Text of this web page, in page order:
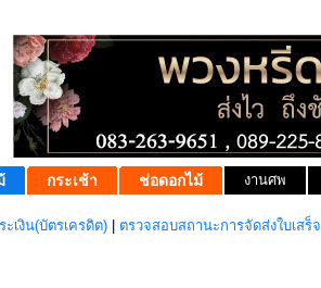
กระเช้า ช่อดอกไม้ งานศพ
ะเงิน(บัตรเครดิต) ตรวจสอบสถานะการจัดส่งใบเสร็จ